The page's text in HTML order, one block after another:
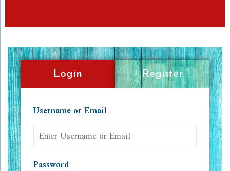
Login Register
Username or Email
Password